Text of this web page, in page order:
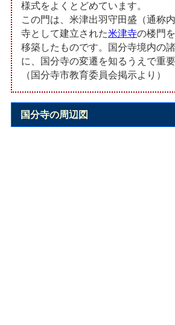
様式をよくとどめています。
この門は、米津出羽守田盛（通称
寺として建立された米津寺の楼門
移築したものです。国分寺境内の
に、国分寺の変遷を知るうえで重要
（国分寺市教育委員会掲示より）
国分寺の周辺図